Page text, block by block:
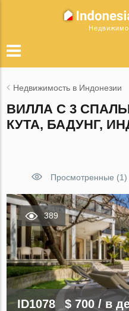
Недвижимость в Индонезии
ВИЛЛА С 3
КУТА, БАДУНГ,
Просмотренные (1)
389
ID1078 $ 700/ в